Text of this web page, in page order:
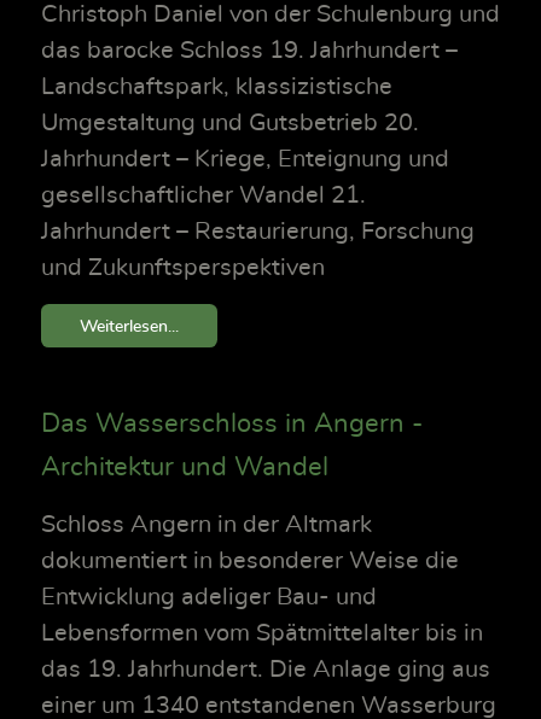
Christoph Daniel von der Schulenburg und
das barocke Schloss 19. Jahrhundert –
Landschaftspark, klassizistische
Umgestaltung und Gutsbetrieb 20.
Jahrhundert – Kriege, Enteignung und
gesellschaftlicher Wandel 21.
Jahrhundert – Restaurierung, Forschung
und Zukunftsperspektiven
Weiterlesen...
Das Wasserschloss in Angern -
Architektur und Wandel
Schloss Angern in der Altmark
dokumentiert in besonderer Weise die
Entwicklung adeliger Bau- und
Lebensformen vom Spätmittelalter bis in
das 19. Jahrhundert. Die Anlage ging aus
einer um 1340 entstandenen Wasserburg